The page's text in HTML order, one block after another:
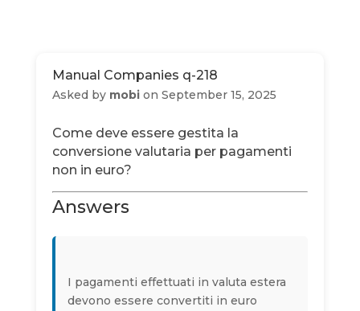
Manual Companies q-218
Asked by mobion September 15, 2025
Come deve essere gestita la
conversione valutaria per pagamenti
non in euro?
Answers
I pagamenti effettuati in valuta estera
devono essere convertiti in euro